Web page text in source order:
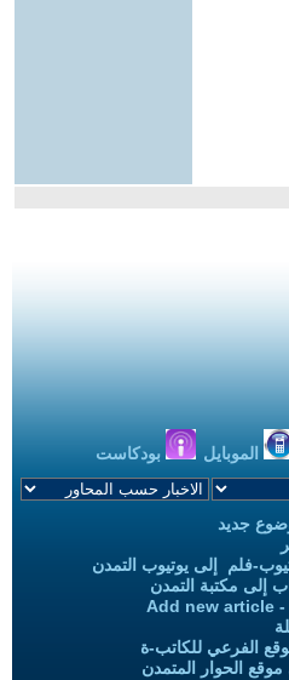
الموبايل بودكاست
جديد
فلم إلى يوتيوب التمدن
إلى مكتبة التمدن
Add new article
الفرعي للكاتب-ة
الحوار المتمدن